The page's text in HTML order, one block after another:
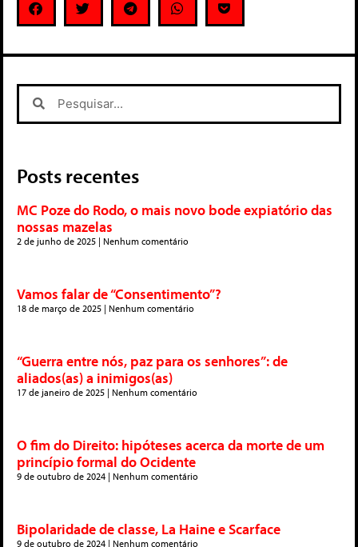
Posts recentes
MC Poze do Rodo, o mais novo bode expiatório das
nossas mazelas
2 de junho de 2025 Nenhum comentário
Vamos falar de “Consentimento”?
18 de março de 2025 Nenhum comentário
“Guerra entre nós, paz para os senhores”: de
aliados(as) a inimigos(as)
17 de janeiro de 2025 Nenhum comentário
O fim do Direito: hipóteses acerca da morte de um
princípio formal do Ocidente
9 de outubro de 2024 Nenhum comentário
Bipolaridade de classe, La Haine e Scarface
9 de outubro de 2024 Nenhum comentário